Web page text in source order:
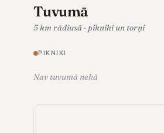
Tuvumā
5 km rādiusā · pikniki un torņi
PIKNIKI
Nav tuvumā nekā